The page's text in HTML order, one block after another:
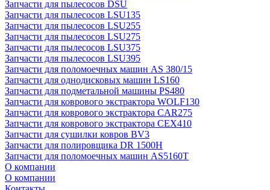
Запчасти для пылесосов DSU
Запчасти для пылесосов LSU135
Запчасти для пылесосов LSU255
Запчасти для пылесосов LSU275
Запчасти для пылесосов LSU375
Запчасти для пылесосов LSU395
Запчасти для поломоечных машин AS 380/15
Запчасти для однодисковых машин LS160
Запчасти для подметальной машины PS480
Запчасти для коврового экстрактора WOLF130
Запчасти для коврового экстрактора CAR275
Запчасти для коврового экстрактора CEX410
Запчасти для сушилки ковров BV3
Запчасти для полировщика DR 1500H
Запчасти для поломоечных машин AS5160T
О компании
О компании